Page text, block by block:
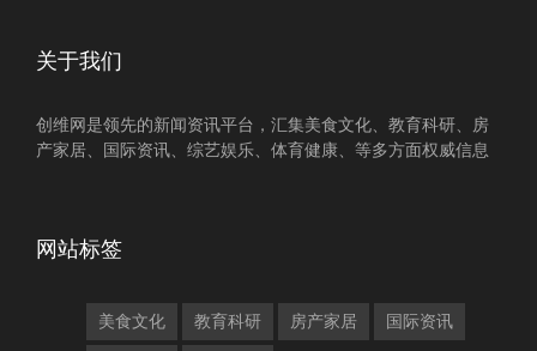
关于我们
创维网是领先的新闻资讯平台，汇集美食文化、教育科研、房
产家居、国际资讯、综艺娱乐、体育健康、等多方面权威信息
网站标签
美食文化 教育科研 房产家居 国际资讯